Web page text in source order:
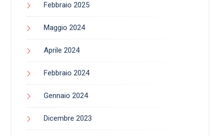
Febbraio 2025
Maggio 2024
Aprile 2024
Febbraio 2024
Gennaio 2024
Dicembre 2023